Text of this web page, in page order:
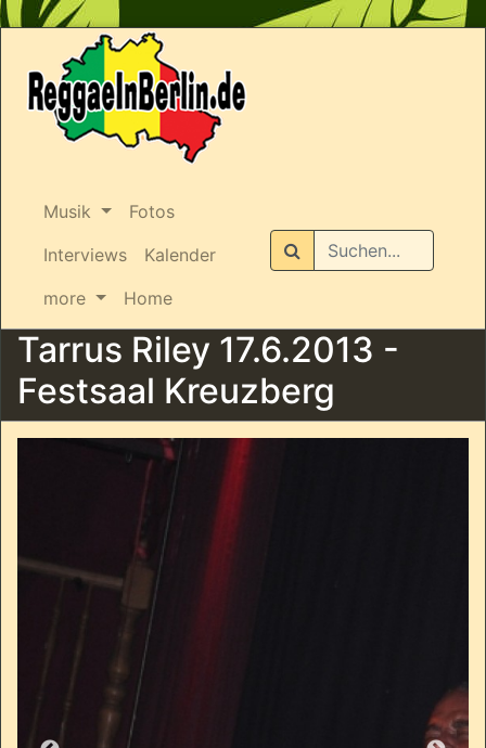
Musik
Fotos
Interviews
Kalender
more
Home
Suchen
Tarrus Riley 17.6.2013 -
Festsaal Kreuzberg